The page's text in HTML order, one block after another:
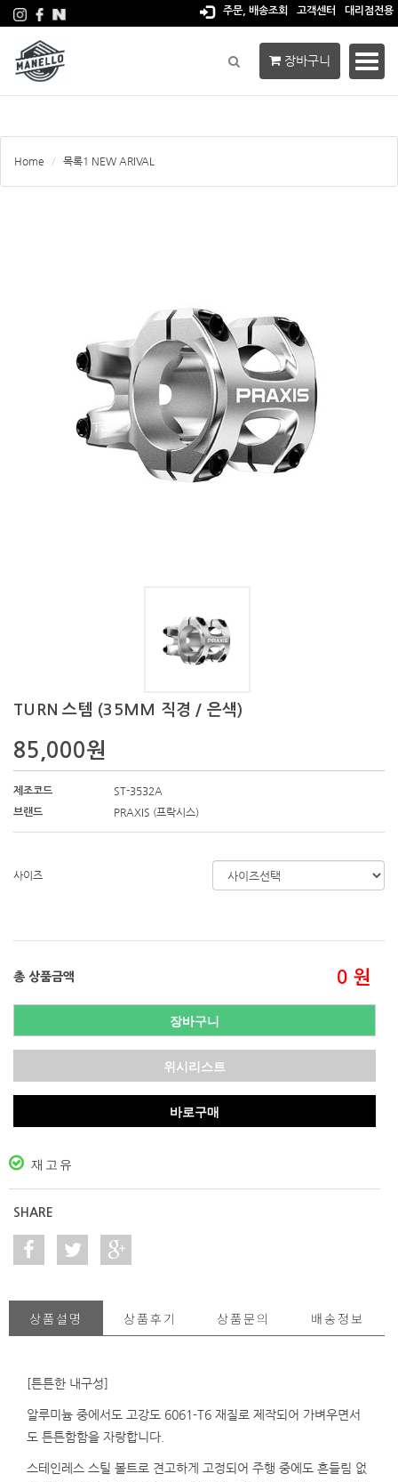
주문, 배송조회 고객센터 대리점전용
장바구니
Home 목록1 NEW ARIVAL
TURN 스템 (35MM 직경 / 은색)
85,000원
제조코드 ST-3532A
브랜드 PRAXIS (프락시스)
사이즈
총 상품금액 0 원
장바구니
위시리스트
바로구매
재고유
SHARE
상품설명 상품후기 상품문의 배송정보
[튼튼한 내구성]
알루미늄 중에서도 고강도 6061-T6 재질로 제작되어 가벼우면서
도 튼튼함함을 자랑합니다.
스테인레스 스틸 볼트로 견고하게 고정되어 주행 중에도 흔들림 없